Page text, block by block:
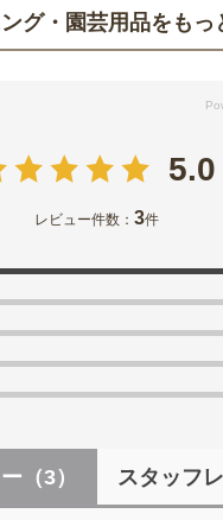
グ・園芸用品をもっ
5.0
レビュー件数：3件
（3） スタッフ